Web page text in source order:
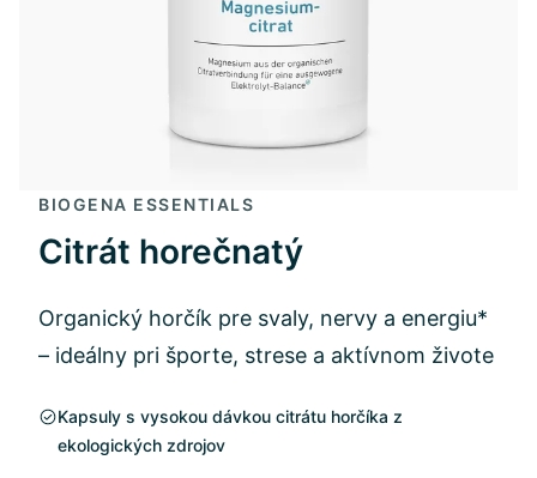
BIOGENA ESSENTIALS
Citrát horečnatý
Organický horčík pre svaly, nervy a energiu*
– ideálny pri športe, strese a aktívnom živote
Kapsuly s vysokou dávkou citrátu horčíka z
ekologických zdrojov